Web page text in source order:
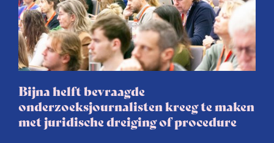
Bijna helft bevraagde
onderzoeksjournalisten kreeg te maken
met juridische dreiging of procedure